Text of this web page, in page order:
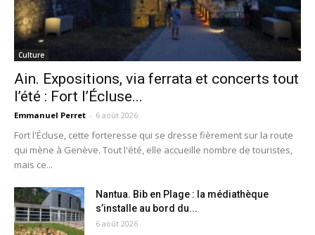
Culture
Ain. Expositions, via ferrata et concerts tout
l’été : Fort l’Écluse...
Emmanuel Perret - 6 août 2026
Fort l'Écluse, cette forteresse qui se dresse fièrement sur la route
qui mène à Genève. Tout l'été, elle accueille nombre de touristes,
mais ce...
Nantua. Bib en Plage : la médiathèque
s’installe au bord du...
6 août 2026